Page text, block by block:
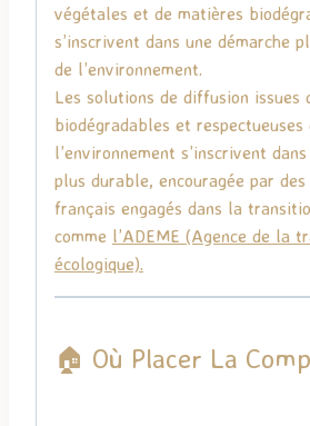
végétales et de matières
s’inscrivent dans une démarche
de l’environnement.
Les solutions de diffusion issues
biodégradables et respectueuses
l’environnement s’inscrivent
plus durable, encouragée par des
français engagés dans la
comme l’ADEME (Agence de la
écologique).
🏠 Où Placer La